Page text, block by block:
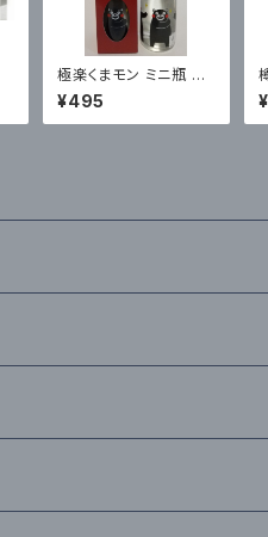
極楽くまモン ミニ瓶 箱
入
¥495